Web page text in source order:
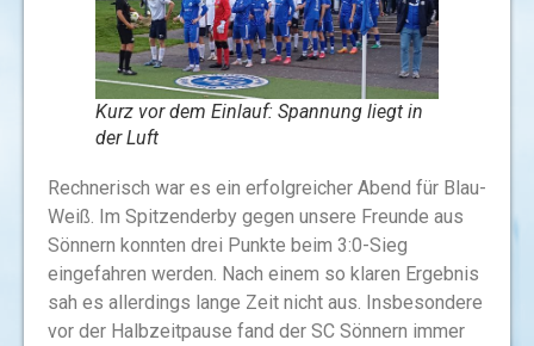
Kurz vor dem Einlauf: Spannung liegt in
der Luft
Rechnerisch war es ein erfolgreicher Abend für Blau-
Weiß. Im Spitzenderby gegen unsere Freunde aus
Sönnern konnten drei Punkte beim 3:0-Sieg
eingefahren werden. Nach einem so klaren Ergebnis
sah es allerdings lange Zeit nicht aus. Insbesondere
vor der Halbzeitpause fand der SC Sönnern immer